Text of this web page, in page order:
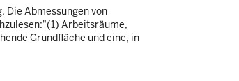
Abmessungen von
Arbeitsräume,
Grundfläche und eine, in